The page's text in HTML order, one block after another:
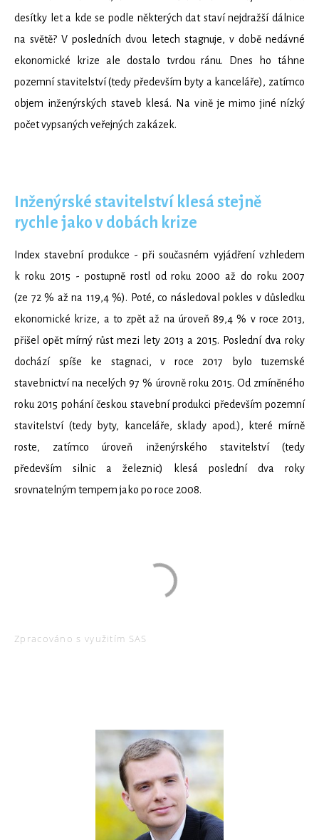
desítky let a kde se podle některých dat staví nejdražší dálnice
na světě? V posledních dvou letech stagnuje, v době nedávné
ekonomické krize ale dostalo tvrdou ránu. Dnes ho táhne
pozemní stavitelství (tedy především byty a kanceláře), zatímco
objem inženýrských staveb klesá. Na vině je mimo jiné nízký
počet vypsaných veřejných zakázek.
Inženýrské stavitelství klesá stejně
rychle jako v dobách krize
Index stavební produkce - při současném vyjádření vzhledem
k roku 2015 - postupně rostl od roku 2000 až do roku 2007
(ze 72 % až na 119,4 %). Poté, co následoval pokles v důsledku
ekonomické krize, a to zpět až na úroveň 89,4 % v roce 2013,
přišel opět mírný růst mezi lety 2013 a 2015. Poslední dva roky
dochází spíše ke stagnaci, v roce 2017 bylo tuzemské
stavebnictví na necelých 97 % úrovně roku 2015. Od zmíněného
roku 2015 pohání českou stavební produkci především pozemní
stavitelství (tedy byty, kanceláře, sklady apod.), které mírně
roste, zatímco úroveň inženýrského stavitelství (tedy
především silnic a železnic) klesá poslední dva roky
srovnatelným tempem jako po roce 2008.